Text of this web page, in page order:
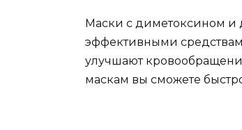
Маски с диметоксином и
эффективными
улучшают
маскам вы сможете